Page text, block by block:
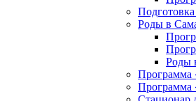
Роды в
Роды
Программа
Программа